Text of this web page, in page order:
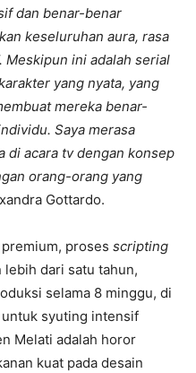
dan benar-benar
keseluruhan aura, rasa
Meskipun ini adalah serial
yang nyata, yang
mereka benar-
Saya merasa
di acara tv dengan konsep
orang-orang yang
Gottardo.
proses scripting
lebih dari satu tahun,
selama 8 minggu, di
syuting intensif
Melati adalah horor
kuat pada desain